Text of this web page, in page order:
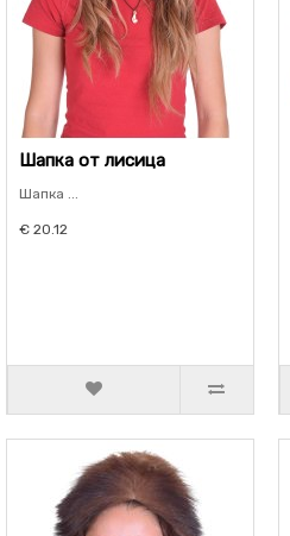
Шапка от лисица
Шапка ...
€ 20.12